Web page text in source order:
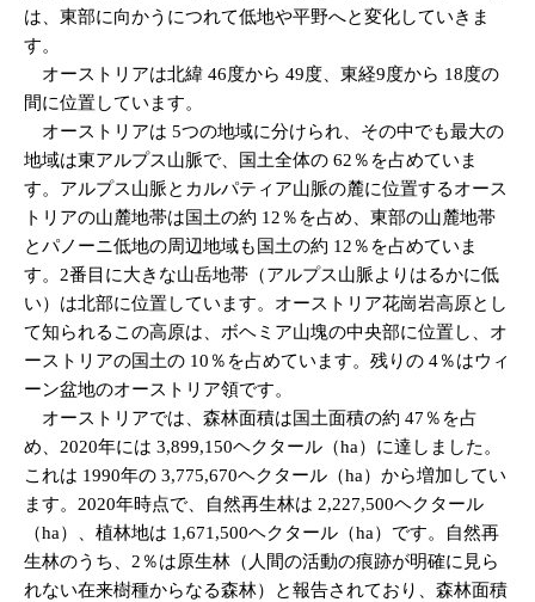
は、東部に向かうにつれて低地や平野へと変化していきま
す。
オーストリアは北緯 46度から 49度、東経9度から 18度の
間に位置しています。
オーストリアは 5つの地域に分けられ、その中でも最大の
地域は東アルプス山脈で、国土全体の 62％を占めていま
す。アルプス山脈とカルパティア山脈の麓に位置するオース
トリアの山麓地帯は国土の約 12％を占め、東部の山麓地帯
とパノーニ低地の周辺地域も国土の約 12％を占めていま
す。2番目に大きな山岳地帯（アルプス山脈よりはるかに低
い）は北部に位置しています。オーストリア花崗岩高原とし
て知られるこの高原は、ボヘミア山塊の中央部に位置し、オ
ーストリアの国土の 10％を占めています。残りの 4％はウィ
ーン盆地のオーストリア領です。
オーストリアでは、森林面積は国土面積の約 47％を占
め、2020年には 3,899,150ヘクタール（ha）に達しました。
これは 1990年の 3,775,670ヘクタール（ha）から増加してい
ます。2020年時点で、自然再生林は 2,227,500ヘクタール
（ha）、植林地は 1,671,500ヘクタール（ha）です。自然再
生林のうち、2％は原生林（人間の活動の痕跡が明確に見ら
れない在来樹種からなる森林）と報告されており、森林面積